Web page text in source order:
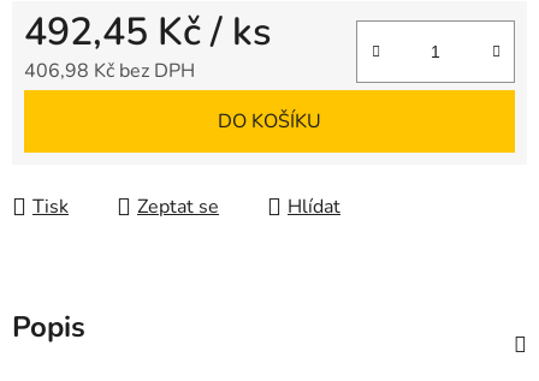
492,45 Kč/ ks
406,98 Kč bez DPH
DO KOŠÍKU
Tisk Zeptat se Hlídat
Popis